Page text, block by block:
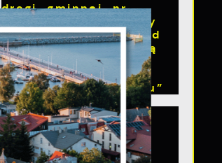
drogi gminnej nr
109054G – ul. Nowy
Świat na odcinku od
skrzyżowania z Aleją
Lipową do
skrzyżowania z ul.
Wybickiego w Pucku”
W dniu 3 sierpnia
podpisano umowę na
realizację zadania
„Przebudowa drogi